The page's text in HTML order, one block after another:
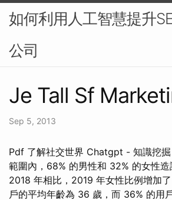
如何利用人工智慧提升
公司
Je Tall Sf
Sep 5, 2013
Pdf 了解社交世界 Chatgpt - 知識挖
範圍內，68% 的男性和 32% 的女性
2018 年相比，2019 年女性比例增加
戶的平均年齡為 36 歲，而 36% 的用